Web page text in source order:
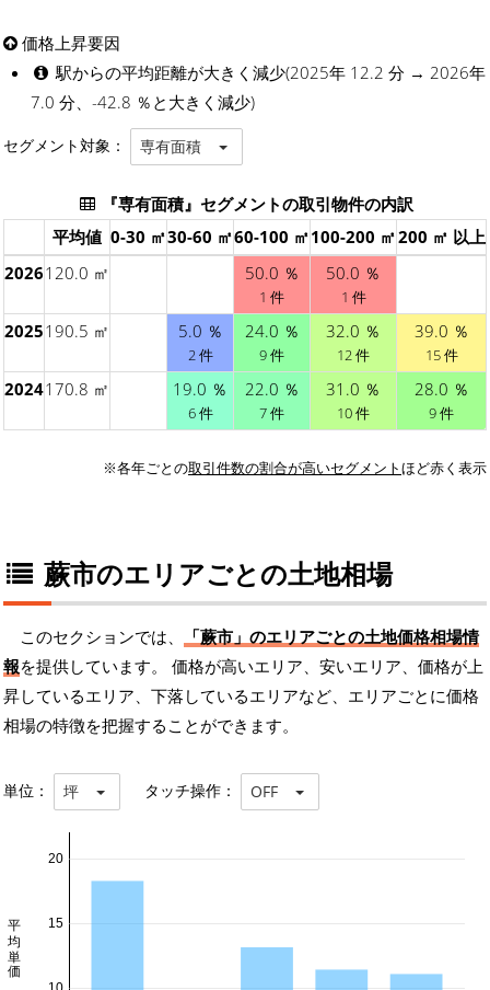
価格上昇要因
駅からの平均距離が大きく減少(2025年 12.2 分 → 2026年
7.0 分、-42.8 ％と大きく減少)
セグメント対象： 専有面積
『専有面積』セグメントの取引物件の内訳
平均値 0-30 ㎡30-60 ㎡60-100 ㎡100-200 ㎡200 ㎡ 以上
2026120.0 ㎡ 50.0 ％
1 件
50.0 ％
1 件
2025190.5 ㎡ 5.0 ％
2 件
24.0 ％
9 件
32.0 ％
12 件
39.0 ％
15 件
2024170.8 ㎡ 19.0 ％
6 件
22.0 ％
7 件
31.0 ％
10 件
28.0 ％
9 件
※各年ごとの取引件数の割合が高いセグメントほど赤く表示
蕨市のエリアごとの土地相場
このセクションでは、
「蕨市」のエリアごとの土地価格相場情
報を提供しています。 価格が高いエリア、安いエリア、価格が上
昇しているエリア、下落しているエリアなど、エリアごとに価格
相場の特徴を把握することができます。
単位： 坪 タッチ操作： OFF
15
20